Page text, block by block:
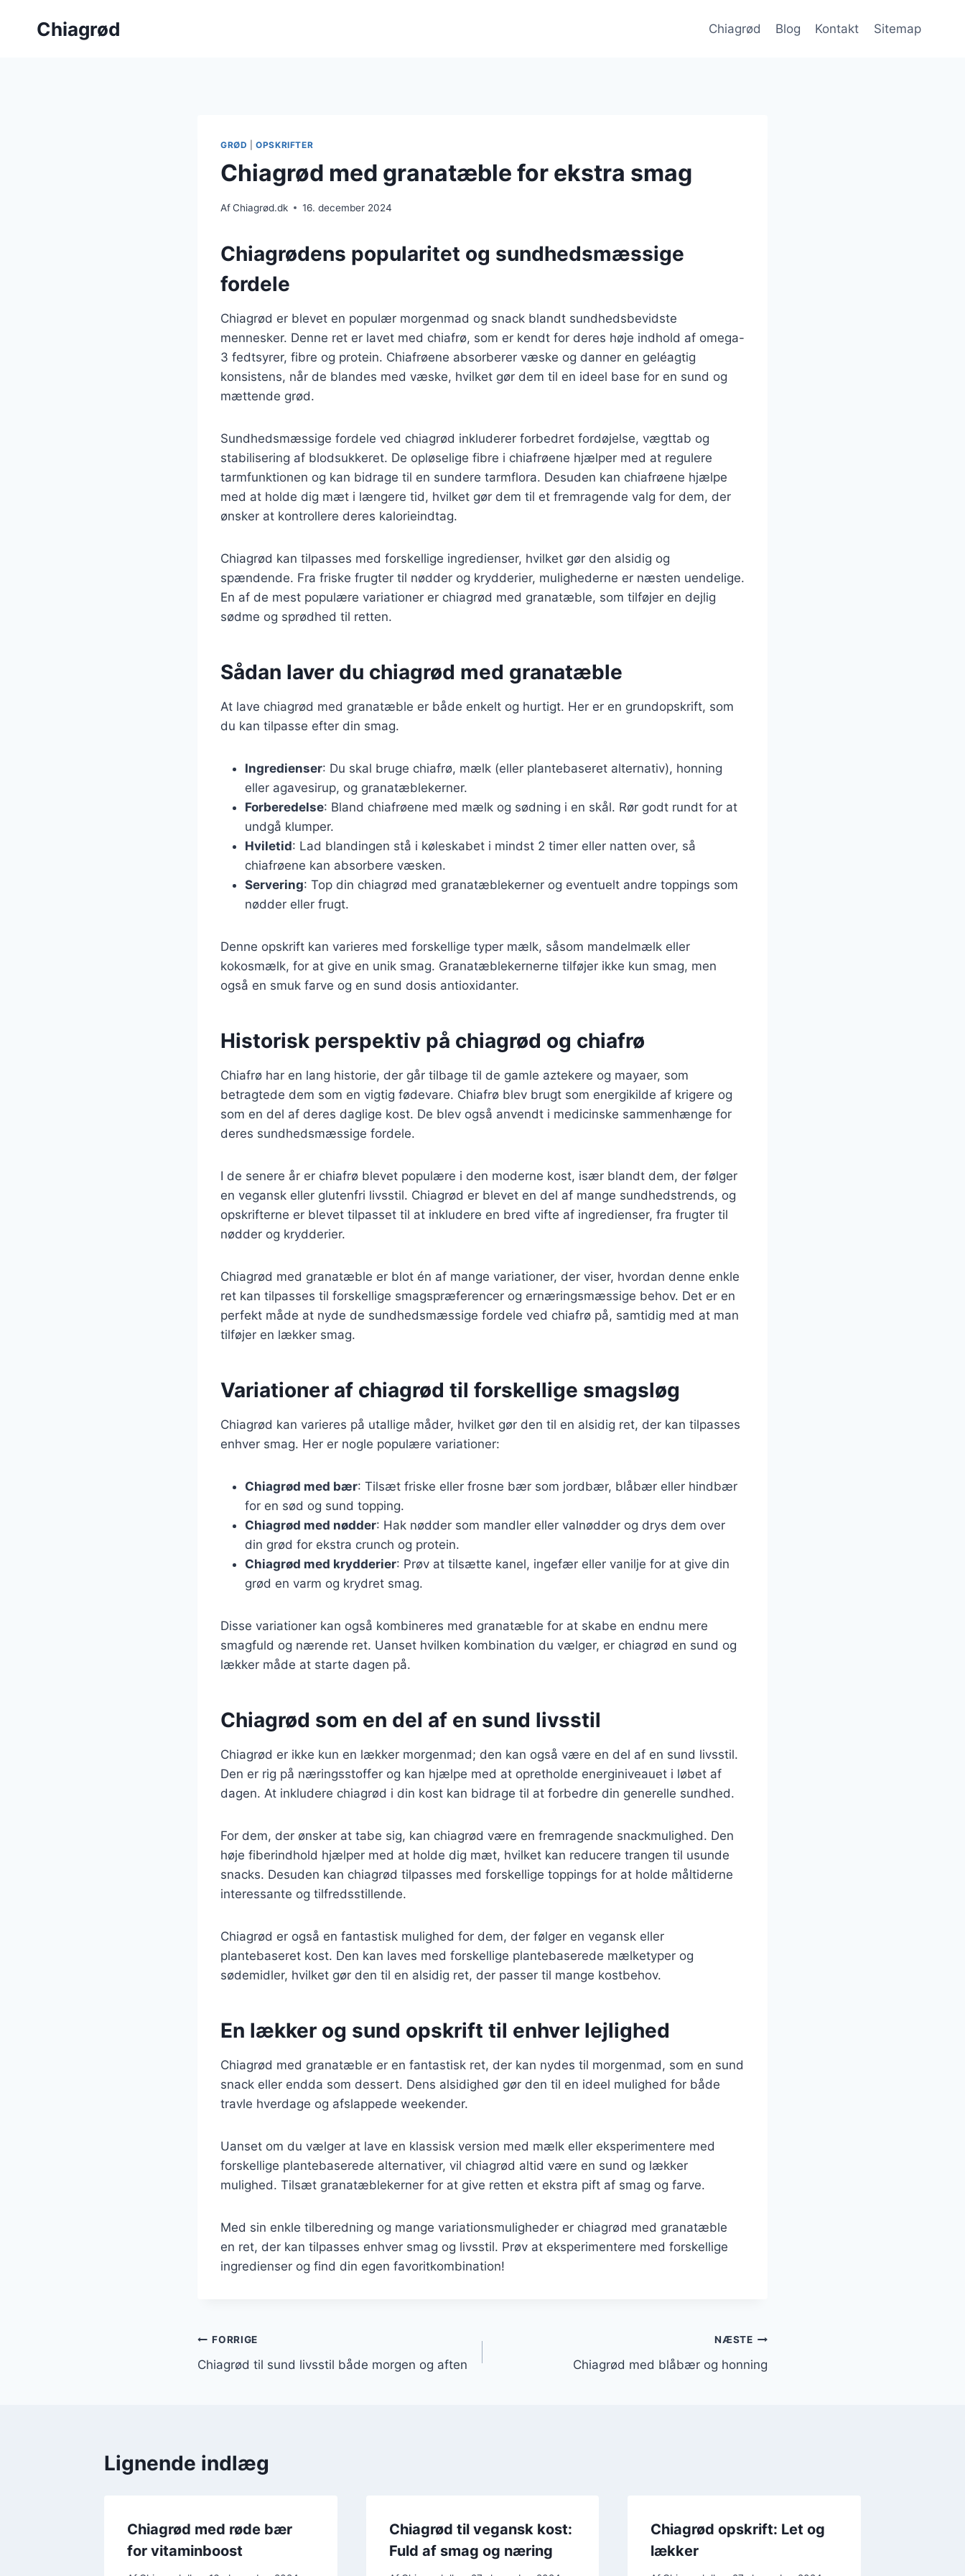
Chiagrød Chiagrød Blog Kontakt Sitemap
GRØD |OPSKRIFTER
Chiagrød med granatæble for ekstra smag
AfChiagrød.dk 16. december 2024
Chiagrødens popularitet og sundhedsmæssige
fordele
Chiagrød er blevet en populær morgenmad og snack blandt sundhedsbevidste
mennesker. Denne ret er lavet med chiafrø, som er kendt for deres høje indhold af omega-
3 fedtsyrer, fibre og protein. Chiafrøene absorberer væske og danner en geléagtig
konsistens, når de blandes med væske, hvilket gør dem til en ideel base for en sund og
mættende grød.
Sundhedsmæssige fordele ved chiagrød inkluderer forbedret fordøjelse, vægttab og
stabilisering af blodsukkeret. De opløselige fibre i chiafrøene hjælper med at regulere
tarmfunktionen og kan bidrage til en sundere tarmflora. Desuden kan chiafrøene hjælpe
med at holde dig mæt i længere tid, hvilket gør dem til et fremragende valg for dem, der
ønsker at kontrollere deres kalorieindtag.
Chiagrød kan tilpasses med forskellige ingredienser, hvilket gør den alsidig og
spændende. Fra friske frugter til nødder og krydderier, mulighederne er næsten uendelige.
En af de mest populære variationer er chiagrød med granatæble, som tilføjer en dejlig
sødme og sprødhed til retten.
Sådan laver du chiagrød med granatæble
At lave chiagrød med granatæble er både enkelt og hurtigt. Her er en grundopskrift, som
du kan tilpasse efter din smag.
Ingredienser: Du skal bruge chiafrø, mælk (eller plantebaseret alternativ), honning
eller agavesirup, og granatæblekerner.
Forberedelse: Bland chiafrøene med mælk og sødning i en skål. Rør godt rundt for at
undgå klumper.
Hviletid: Lad blandingen stå i køleskabet i mindst 2 timer eller natten over, så
chiafrøene kan absorbere væsken.
Servering: Top din chiagrød med granatæblekerner og eventuelt andre toppings som
nødder eller frugt.
Denne opskrift kan varieres med forskellige typer mælk, såsom mandelmælk eller
kokosmælk, for at give en unik smag. Granatæblekernerne tilføjer ikke kun smag, men
også en smuk farve og en sund dosis antioxidanter.
Historisk perspektiv på chiagrød og chiafrø
Chiafrø har en lang historie, der går tilbage til de gamle aztekere og mayaer, som
betragtede dem som en vigtig fødevare. Chiafrø blev brugt som energikilde af krigere og
som en del af deres daglige kost. De blev også anvendt i medicinske sammenhænge for
deres sundhedsmæssige fordele.
I de senere år er chiafrø blevet populære i den moderne kost, især blandt dem, der følger
en vegansk eller glutenfri livsstil. Chiagrød er blevet en del af mange sundhedstrends, og
opskrifterne er blevet tilpasset til at inkludere en bred vifte af ingredienser, fra frugter til
nødder og krydderier.
Chiagrød med granatæble er blot én af mange variationer, der viser, hvordan denne enkle
ret kan tilpasses til forskellige smagspræferencer og ernæringsmæssige behov. Det er en
perfekt måde at nyde de sundhedsmæssige fordele ved chiafrø på, samtidig med at man
tilføjer en lækker smag.
Variationer af chiagrød til forskellige smagsløg
Chiagrød kan varieres på utallige måder, hvilket gør den til en alsidig ret, der kan tilpasses
enhver smag. Her er nogle populære variationer:
Chiagrød med bær: Tilsæt friske eller frosne bær som jordbær, blåbær eller hindbær
for en sød og sund topping.
Chiagrød med nødder: Hak nødder som mandler eller valnødder og drys dem over
din grød for ekstra crunch og protein.
Chiagrød med krydderier: Prøv at tilsætte kanel, ingefær eller vanilje for at give din
grød en varm og krydret smag.
Disse variationer kan også kombineres med granatæble for at skabe en endnu mere
smagfuld og nærende ret. Uanset hvilken kombination du vælger, er chiagrød en sund og
lækker måde at starte dagen på.
Chiagrød som en del af en sund livsstil
Chiagrød er ikke kun en lækker morgenmad; den kan også være en del af en sund livsstil.
Den er rig på næringsstoffer og kan hjælpe med at opretholde energiniveauet i løbet af
dagen. At inkludere chiagrød i din kost kan bidrage til at forbedre din generelle sundhed.
For dem, der ønsker at tabe sig, kan chiagrød være en fremragende snackmulighed. Den
høje fiberindhold hjælper med at holde dig mæt, hvilket kan reducere trangen til usunde
snacks. Desuden kan chiagrød tilpasses med forskellige toppings for at holde måltiderne
interessante og tilfredsstillende.
Chiagrød er også en fantastisk mulighed for dem, der følger en vegansk eller
plantebaseret kost. Den kan laves med forskellige plantebaserede mælketyper og
sødemidler, hvilket gør den til en alsidig ret, der passer til mange kostbehov.
En lækker og sund opskrift til enhver lejlighed
Chiagrød med granatæble er en fantastisk ret, der kan nydes til morgenmad, som en sund
snack eller endda som dessert. Dens alsidighed gør den til en ideel mulighed for både
travle hverdage og afslappede weekender.
Uanset om du vælger at lave en klassisk version med mælk eller eksperimentere med
forskellige plantebaserede alternativer, vil chiagrød altid være en sund og lækker
mulighed. Tilsæt granatæblekerner for at give retten et ekstra pift af smag og farve.
Med sin enkle tilberedning og mange variationsmuligheder er chiagrød med granatæble
en ret, der kan tilpasses enhver smag og livsstil. Prøv at eksperimentere med forskellige
ingredienser og find din egen favoritkombination!
Indlægsnavigation
FORRIGE
Chiagrød til sund livsstil både morgen og aften
NÆSTE
Chiagrød med blåbær og honning
Lignende indlæg
Chiagrød med røde bær
for vitaminboost
Chiagrød til vegansk kost:
Fuld af smag og næring
Chiagrød opskrift: Let og
lækker